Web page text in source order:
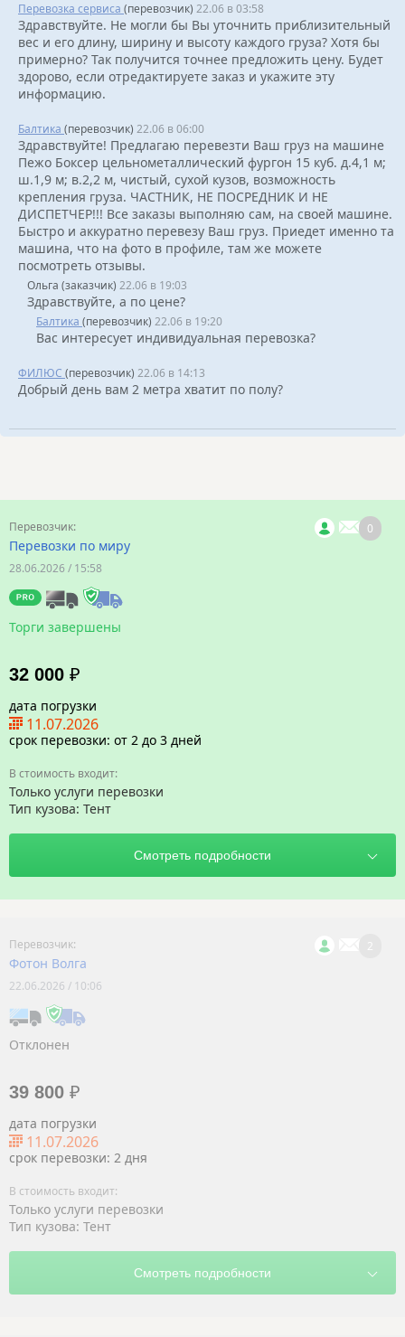
Перевозка сервиса (перевозчик) 22.06 в 03:58
Здравствуйте. Не могли бы Вы уточнить приблизительный
вес и его длину, ширину и высоту каждого груза? Хотя бы
примерно? Так получится точнее предложить цену. Будет
здорово, если отредактируете заказ и укажите эту
информацию.
Балтика (перевозчик) 22.06 в 06:00
Здравствуйте! Предлагаю перевезти Ваш груз на машине
Пежо Боксер цельнометаллический фургон 15 куб. д.4,1 м;
ш.1,9 м; в.2,2 м, чистый, сухой кузов, возможность
крепления груза. ЧАСТНИК, НЕ ПОСРЕДНИК И НЕ
ДИСПЕТЧЕР!!! Все заказы выполняю сам, на своей машине.
Быстро и аккуратно перевезу Ваш груз. Приедет именно та
машина, что на фото в профиле, там же можете
посмотреть отзывы.
Ольга (заказчик) 22.06 в 19:03
Здравствуйте, а по цене?
Балтика (перевозчик) 22.06 в 19:20
Вас интересует индивидуальная перевозка?
ФИЛЮС (перевозчик) 22.06 в 14:13
Добрый день вам 2 метра хватит по полу?
Перевозки по миру
28.06.2026 / 15:58
Торги завершены
32 000 ₽
дата погрузки
11.07.2026
срок перевозки: от 2 до 3 дней
Только услуги перевозки
Тип кузова: Тент
0
Фотон Волга
22.06.2026 / 10:06
Отклонен
39 800 ₽
дата погрузки
11.07.2026
срок перевозки: 2 дня
Только услуги перевозки
Тип кузова: Тент
2